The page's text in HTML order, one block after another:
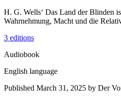
H. G. Wells‘ Das Land der Blinden
Wahrnehmung, Macht und die
3 editions
Audiobook
English language
Published March 31, 2025 by Der